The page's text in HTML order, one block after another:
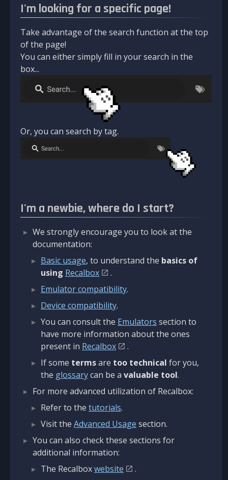
I'm looking for a specific page!
Take advantage of the search function at the top
of the page!
You can either simply fill in your search in the
box...
Or, you can search by tag.
I'm a newbie, where do I start?
We strongly encourage you to look at the
documentation:
Basic usage, to understand the basics of
using Recalbox
.
Emulator compatibility.
Device compatibility.
You can consult the Emulators section to
have more information about the ones
present in Recalbox
.
If some termsare too technical for you,
the glossarycan be a valuable tool.
For more advanced utilization of Recalbox:
Refer to the tutorials.
Visit the Advanced Usage section.
You can also check these sections for
additional information:
The Recalboxwebsite
.